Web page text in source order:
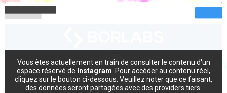
Vous êtes actuellement en train de consulter le contenu d'un
espace réservé de Instagram . Pour accéder au contenu réel,
cliquez sur le bouton ci-dessous. Veuillez noter que ce faisant,
des données seront partagées avec des providers tiers.